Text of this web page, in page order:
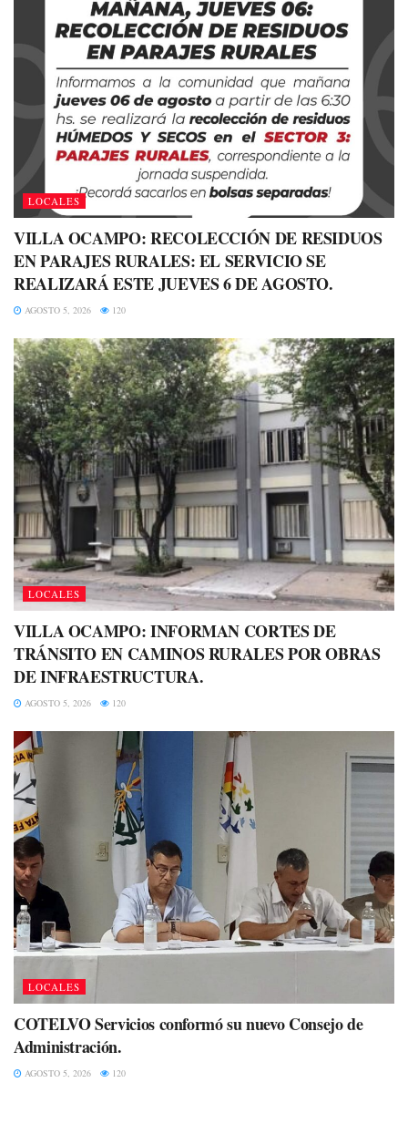
LOCALES
VILLA OCAMPO: RECOLECCIÓN DE RESIDUOS
EN PARAJES RURALES: EL SERVICIO SE
REALIZARÁ ESTE JUEVES 6 DE AGOSTO.
AGOSTO 5, 2026 120
LOCALES
VILLA OCAMPO: INFORMAN CORTES DE
TRÁNSITO EN CAMINOS RURALES POR OBRAS
DE INFRAESTRUCTURA.
AGOSTO 5, 2026 120
LOCALES
COTELVO Servicios conformó su nuevo Consejo de
Administración.
AGOSTO 5, 2026 120